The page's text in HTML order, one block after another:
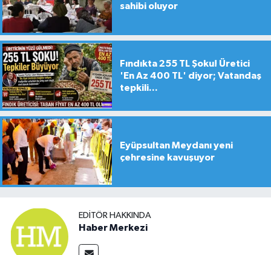
sahibi oluyor
Fındıkta 255 TL Şoku! Üretici
'En Az 400 TL' diyor; Vatandaş
tepkili...
Eyüpsultan Meydanı yeni
çehresine kavuşuyor
EDITÖR HAKKINDA
Haber Merkezi